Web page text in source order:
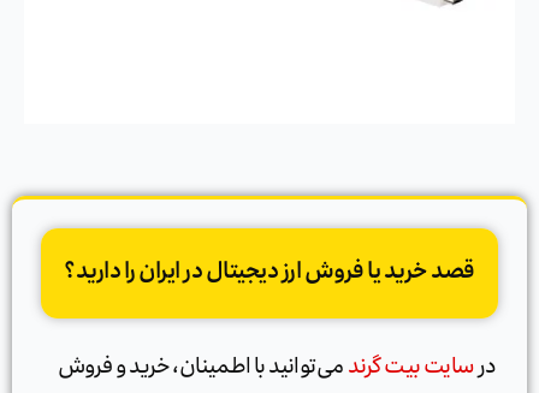
قصد خرید یا فروش ارز دیجیتال در ایران را دارید؟
در سایت بیت گرند می‌توانید با اطمینان، خرید و فروش